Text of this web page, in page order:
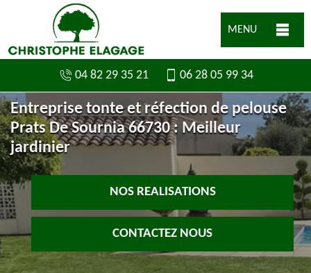
MENU
04 82 29 35 21 06 28 05 99 34
Entreprise tonte et réfection de pelouse
Prats De Sournia 66730 : Meilleur
jardinier
NOS REALISATIONS
CONTACTEZ NOUS